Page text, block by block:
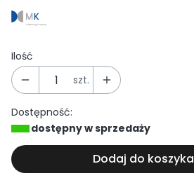
Ilość
szt.
Dostępność:
dostępny w sprzedaży
Dodaj do koszyka